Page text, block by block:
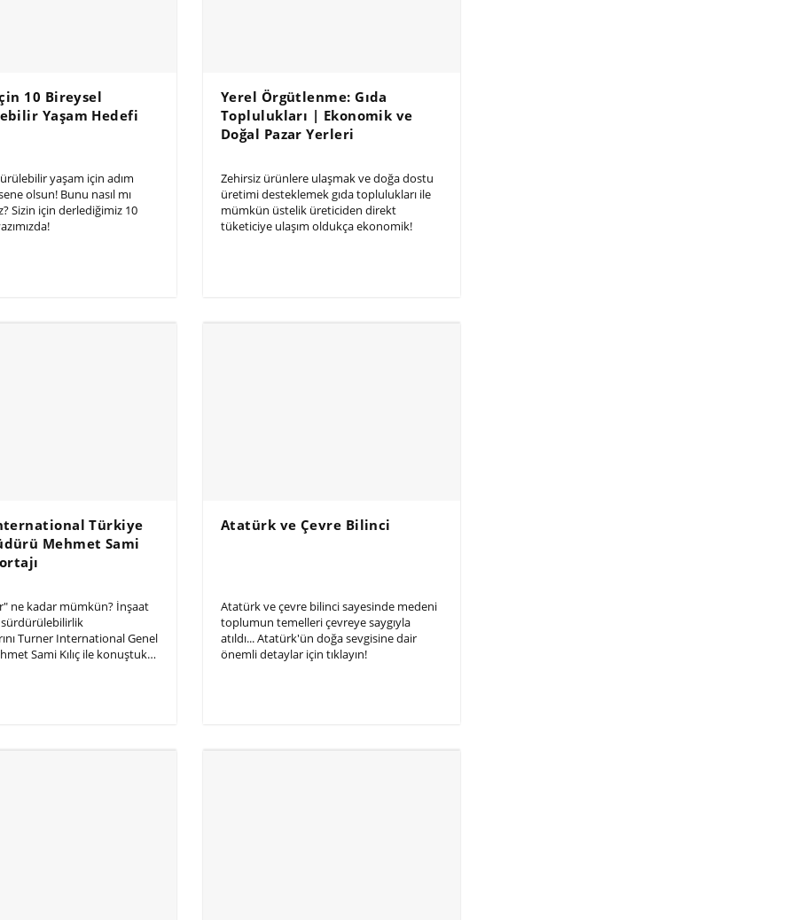
10 Bireysel
Yaşam Hedefi
yaşam için adım
olsun! Bunu nasıl mı
Sizin için derlediğimiz 10
Yerel Örgütlenme: Gıda
Toplulukları | Ekonomik ve
Doğal Pazar Yerleri
Zehirsiz ürünlere ulaşmak ve doğa dostu
üretimi desteklemek gıda toplulukları ile
mümkün üstelik üreticiden direkt
tüketiciye ulaşım oldukça ekonomik!
Türkiye
Mehmet Sami
ne kadar mümkün? İnşaat
Turner International Genel
Sami Kılıç ile konuştuk…
Atatürk ve Çevre Bilinci
Atatürk ve çevre bilinci sayesinde medeni
toplumun temelleri çevreye saygıyla
atıldı... Atatürk'ün doğa sevgisine dair
önemli detaylar için tıklayın!